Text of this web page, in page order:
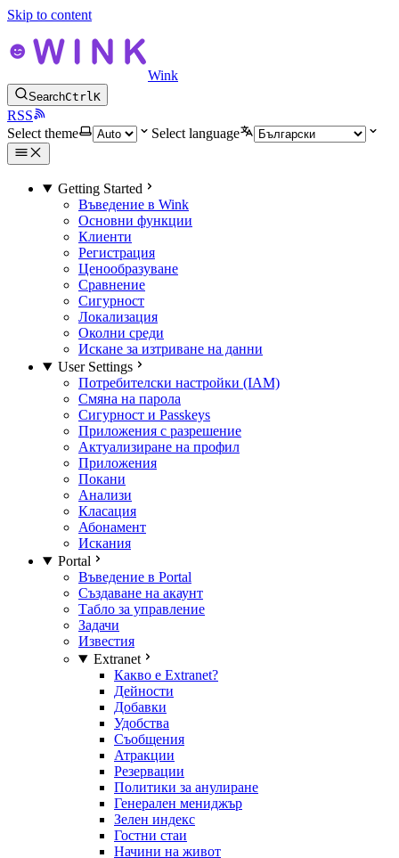
Skip to content
Wink
SearchCtrlK
RSS
Select theme
Select language
Getting Started
Въведение в Wink
Основни функции
Клиенти
Регистрация
Ценообразуване
Сравнение
Сигурност
Локализация
Околни среди
Искане за изтриване на данни
User Settings
Потребителски настройки (IAM)
Смяна на парола
Сигурност и Passkeys
Приложения с разрешение
Актуализиране на профил
Приложения
Покани
Анализи
Класация
Абонамент
Искания
Portal
Въведение в Portal
Създаване на акаунт
Табло за управление
Задачи
Известия
Extranet
Какво е Extranet?
Дейности
Добавки
Удобства
Съобщения
Атракции
Резервации
Политики за анулиране
Генерален мениджър
Зелен индекс
Гостни стаи
Начини на живот